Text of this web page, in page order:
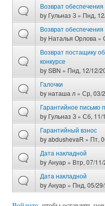
Возврат обеспечения
by Гульназ З » Пнд,
Возврат обеспечения
by Наталья Орлова »
Возврат постащику
конкурсе
bySBN » Пнд, 12/12/
Галочки
byнаташа л » Ср, 03/
Гарантийное письмо
by Гульназ З » Сб, 11/
Гарантийный взнос
byabdushevaR » Пт,
Дата накладной
byАнуар » Втр, 07/
Дата накладной
byАнуар » Пнд, 05/